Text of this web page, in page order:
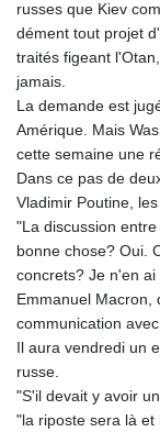
russes que Kiev
dément tout projet
traités figeant
jamais.
La demande est
Amérique. Mais
cette semaine une
Dans ce pas de
Vladimir Poutine,
"La discussion
bonne chose? Oui.
concrets? Je n'en
Emmanuel Macron,
communication
Il aura vendredi un
russe.
"S'il devait y avoir
"la riposte sera là